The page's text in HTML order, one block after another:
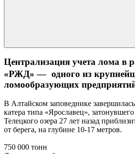
Централизация учета лома в
«РЖД» — одного из
ломообразующих
В Алтайском заповеднике
катера типа «Ярославец»,
Телецкого озера 27 лет назад
от берега, на глубине 10-17 метров.
750 000 тонн